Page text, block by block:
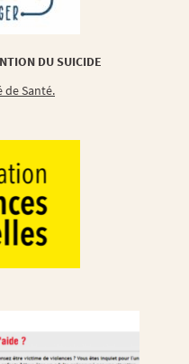
DU SUICIDE
Santé.